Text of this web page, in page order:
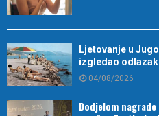
Ljetovanje u
izgledao odlazak
04/08/2026
Dodjelom